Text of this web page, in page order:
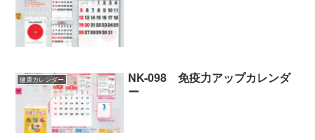
健康カレンダー
NK-098 免疫力アップカレンダ
ー